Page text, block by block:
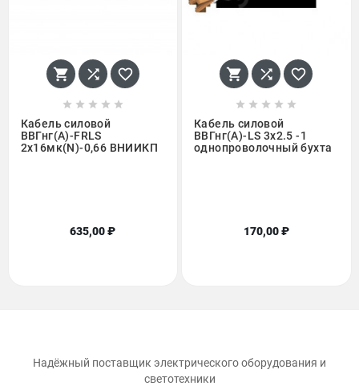
  
    
Кабель силовой
ВВГнг(А)-FRLS
2х16мк(N)-0,66 ВНИИКП
635,00 ₽
  
    
Кабель силовой
ВВГнг(А)-LS 3х2.5 -1
однопроволочный бухта
170,00 ₽
Надёжный поставщик электрического оборудования и
светотехники